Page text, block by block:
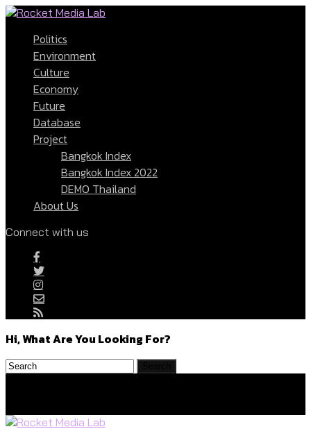
Politics
Environment
Culture
Economy
Future
Database
Project
Bangkok Index
Bangkok Index 2022
DEMO Thailand
About Us
Connect with us
Hi, What Are You Looking For?